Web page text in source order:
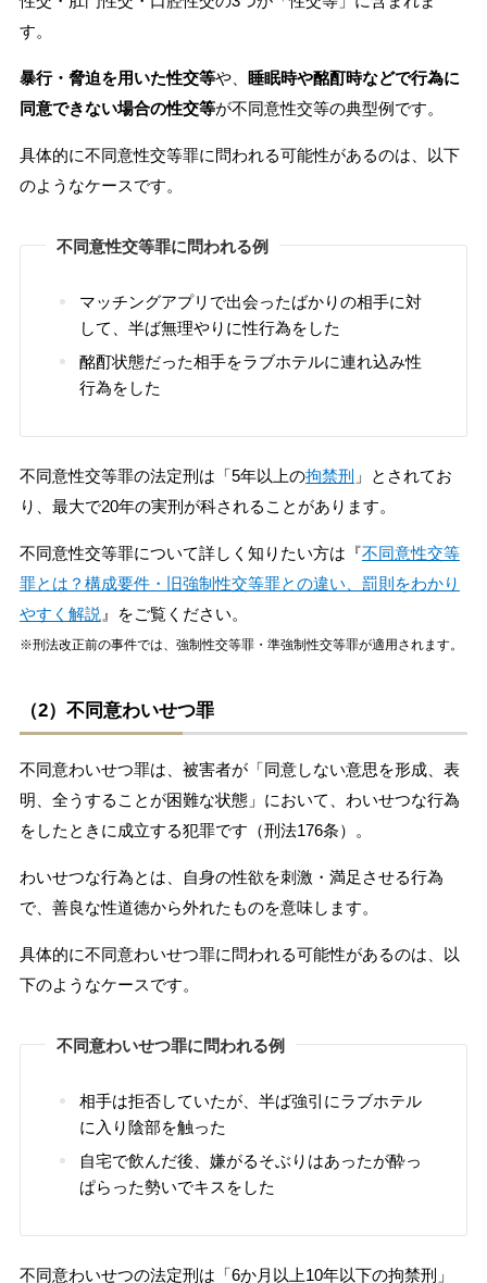
す。
暴行・脅迫を用いた性交等や、
睡眠時や酩酊時などで行為に
同意できない場合の性交等が不同意性交等の典型例です。
具体的に不同意性交等罪に問われる可能性があるのは、以下
のようなケースです。
不同意性交等罪に問われる例
マッチングアプリで出会ったばかりの相手に対
して、半ば無理やりに性行為をした
酩酊状態だった相手をラブホテルに連れ込み性
行為をした
不同意性交等罪の法定刑は「5年以上の拘禁刑 」とされてお
り、最大で20年の実刑が科されることがあります。
不同意性交等罪について詳しく知りたい方は『不同意性交等
罪とは？構成要件・旧強制性交等罪との違い、罰則をわかり
やすく解説 』をご覧ください。
※刑法改正前の事件では、強制性交等罪・準強制性交等罪が適用されます。
（2）不同意わいせつ罪
不同意わいせつ罪は、被害者が「同意しない意思を形成、表
明、全うすることが困難な状態」において、わいせつな行為
をしたときに成立する犯罪です（刑法176条）。
わいせつな行為とは、自身の性欲を刺激・満足させる行為
で、善良な性道徳から外れたものを意味します。
具体的に不同意わいせつ罪に問われる可能性があるのは、以
下のようなケースです。
不同意わいせつ罪に問われる例
相手は拒否していたが、半ば強引にラブホテル
に入り陰部を触った
自宅で飲んだ後、嫌がるそぶりはあったが酔っ
ぱらった勢いでキスをした
不同意わいせつの法定刑は「6か月以上10年以下の拘禁刑」